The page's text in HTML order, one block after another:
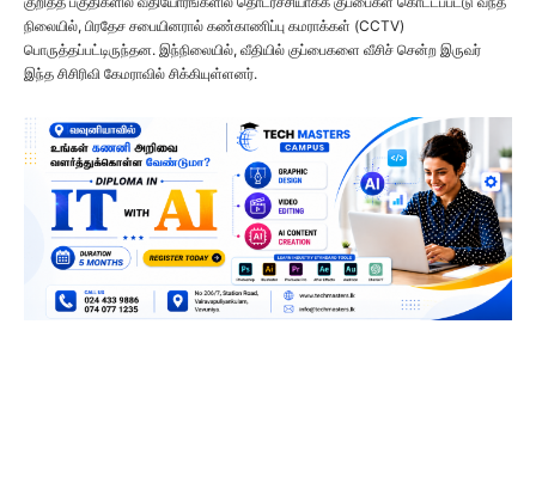
நிலையில், பிரதேச சபையினரால் கண்காணிப்பு கமராக்கள் (CCTV)
பொருத்தப்பட்டிருந்தன. இந்நிலையில், வீதியில் குப்பைகளை வீசிச் சென்ற இருவர்
இந்த சிசிரிவி கேமராவில் சிக்கியுள்ளனர்.